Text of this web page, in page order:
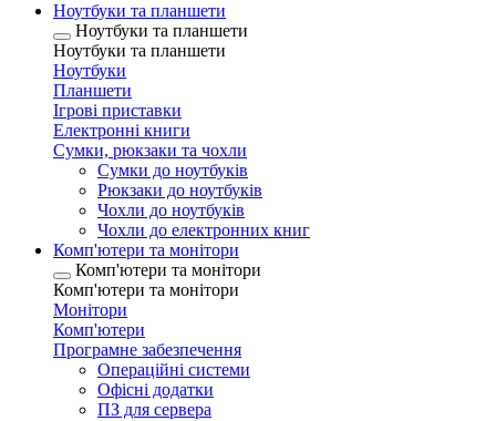
Ноутбуки та планшети
Ноутбуки та планшети
Ноутбуки та планшети
Ноутбуки
Планшети
Ігрові приставки
Електронні книги
Сумки, рюкзаки та чохли
Сумки до ноутбуків
Рюкзаки до ноутбуків
Чохли до ноутбуків
Чохли до електронних книг
Комп'ютери та монітори
Комп'ютери та монітори
Комп'ютери та монітори
Монітори
Комп'ютери
Програмне забезпечення
Операційні системи
Офісні додатки
ПЗ для сервера